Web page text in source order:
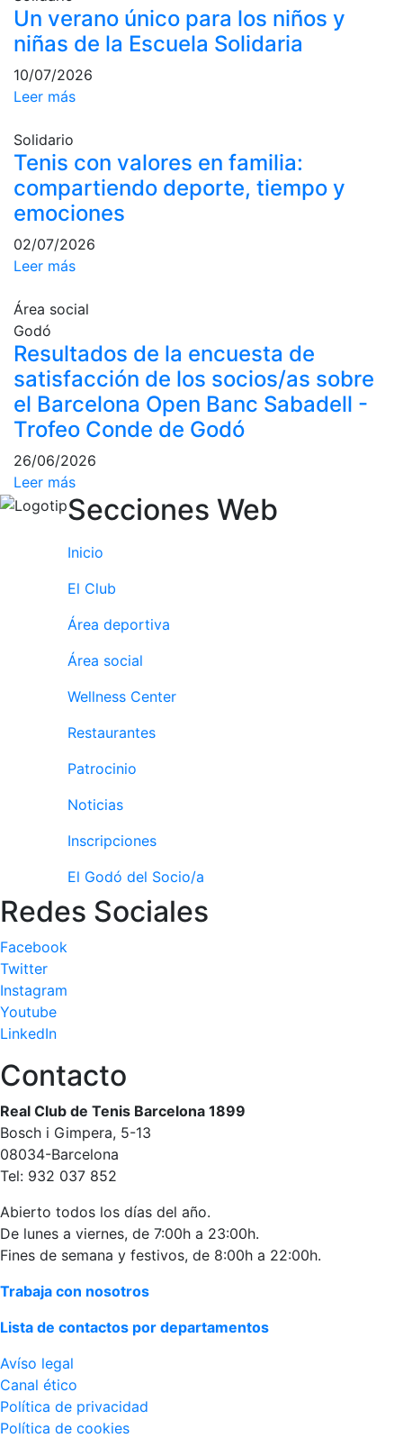
Campeonato
Social
Normativa
Otros deportes
Área social
Activitats
Socials
Salidas
culturales
Inspirational
Calendario de
Actividades
Sociales
Juegos de
mesa
Peñas del Club
Wellness Center
Servicio de
fisiosalud
Entrenamientos
Actividades
dirigidas
Restaurante
El Snack
Casa Arilla
Chill Out
Bar Piscina
Patrocinio
Patrocinadores
Publicidad en
la Revista
Ventajas
sociales
¿Quieres ser
Patrocinador
Noticias
del
Un verano único para los niños y
niñas de la Escuela Solidaria
10/07/2026
Leer más
Solidario
Tenis con valores en familia:
compartiendo deporte, tiempo y
emociones
02/07/2026
Leer más
Área social
Godó
Resultados de la encuesta de
satisfacción de los socios/as sobre
el Barcelona Open Banc Sabadell -
Trofeo Conde de Godó
26/06/2026
Leer más
Secciones Web
Inicio
El Club
Área deportiva
Área social
Wellness Center
Restaurantes
Patrocinio
Noticias
Inscripciones
El Godó del Socio/a
Redes Sociales
Facebook
Twitter
Instagram
Youtube
LinkedIn
Contacto
Real Club de Tenis Barcelona 1899
Bosch i Gimpera, 5-13
08034-Barcelona
Tel: 932 037 852
Abierto todos los días del año.
De lunes a viernes, de 7:00h a 23:00h.
Fines de semana y festivos, de 8:00h a 22:00h.
Trabaja con nosotros
Lista de contactos por departamentos
Avíso legal
Canal ético
Política de privacidad
Política de cookies